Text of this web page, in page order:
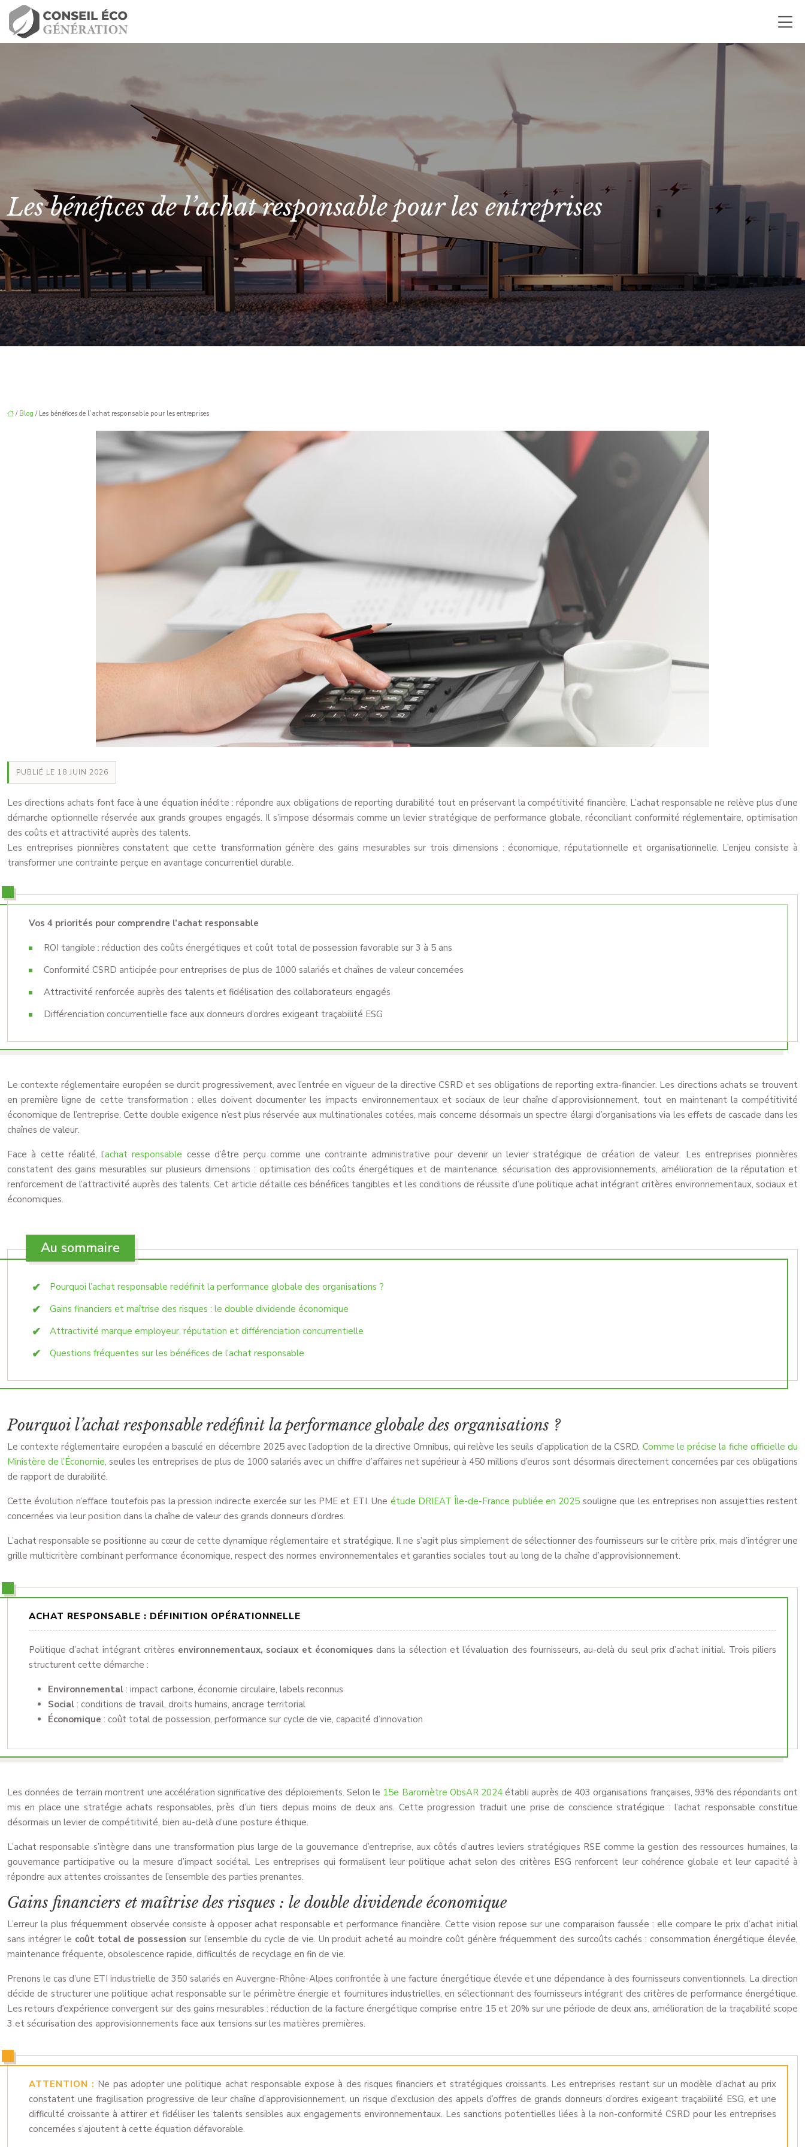
Les bénéfices de l’achat responsable pour les entreprises
/ Blog / Les bénéfices de l’achat responsable pour les entreprises
PUBLIÉ LE 18 JUIN 2026
Les directions achats font face à une équation inédite : répondre aux obligations de reporting durabilité tout en préservant la compétitivité financière. L’achat responsable ne relève plus d’une
démarche optionnelle réservée aux grands groupes engagés. Il s’impose désormais comme un levier stratégique de performance globale, réconciliant conformité réglementaire, optimisation
des coûts et attractivité auprès des talents.
Les entreprises pionnières constatent que cette transformation génère des gains mesurables sur trois dimensions : économique, réputationnelle et organisationnelle. L’enjeu consiste à
transformer une contrainte perçue en avantage concurrentiel durable.
Vos 4 priorités pour comprendre l’achat responsable
ROI tangible : réduction des coûts énergétiques et coût total de possession favorable sur 3 à 5 ans
Conformité CSRD anticipée pour entreprises de plus de 1000 salariés et chaînes de valeur concernées
Attractivité renforcée auprès des talents et fidélisation des collaborateurs engagés
Différenciation concurrentielle face aux donneurs d’ordres exigeant traçabilité ESG
Le contexte réglementaire européen se durcit progressivement, avec l’entrée en vigueur de la directive CSRD et ses obligations de reporting extra-financier. Les directions achats se trouvent
en première ligne de cette transformation : elles doivent documenter les impacts environnementaux et sociaux de leur chaîne d’approvisionnement, tout en maintenant la compétitivité
économique de l’entreprise. Cette double exigence n’est plus réservée aux multinationales cotées, mais concerne désormais un spectre élargi d’organisations via les effets de cascade dans les
chaînes de valeur.
Face à cette réalité, l’achat responsable cesse d’être perçu comme une contrainte administrative pour devenir un levier stratégique de création de valeur. Les entreprises pionnières
constatent des gains mesurables sur plusieurs dimensions : optimisation des coûts énergétiques et de maintenance, sécurisation des approvisionnements, amélioration de la réputation et
renforcement de l’attractivité auprès des talents. Cet article détaille ces bénéfices tangibles et les conditions de réussite d’une politique achat intégrant critères environnementaux, sociaux et
économiques.
Au sommaire
Pourquoi l’achat responsable redéfinit la performance globale des organisations ?
Gains financiers et maîtrise des risques : le double dividende économique
Attractivité marque employeur, réputation et différenciation concurrentielle
Questions fréquentes sur les bénéfices de l’achat responsable
Pourquoi l’achat responsable redéfinit la performance globale des organisations ?
Le contexte réglementaire européen a basculé en décembre 2025 avec l’adoption de la directive Omnibus, qui relève les seuils d’application de la CSRD. Comme le précise la fiche officielle du
Ministère de l’Économie, seules les entreprises de plus de 1000 salariés avec un chiffre d’affaires net supérieur à 450 millions d’euros sont désormais directement concernées par ces obligations
de rapport de durabilité.
Cette évolution n’efface toutefois pas la pression indirecte exercée sur les PME et ETI. Une étude DRIEAT Île-de-France publiée en 2025 souligne que les entreprises non assujetties restent
concernées via leur position dans la chaîne de valeur des grands donneurs d’ordres.
L’achat responsable se positionne au cœur de cette dynamique réglementaire et stratégique. Il ne s’agit plus simplement de sélectionner des fournisseurs sur le critère prix, mais d’intégrer une
grille multicritère combinant performance économique, respect des normes environnementales et garanties sociales tout au long de la chaîne d’approvisionnement.
ACHAT RESPONSABLE : DÉFINITION OPÉRATIONNELLE
Politique d’achat intégrant critères environnementaux, sociaux et économiques dans la sélection et l’évaluation des fournisseurs, au-delà du seul prix d’achat initial. Trois piliers
structurent cette démarche :
Environnemental : impact carbone, économie circulaire, labels reconnus
Social : conditions de travail, droits humains, ancrage territorial
Économique : coût total de possession, performance sur cycle de vie, capacité d’innovation
Les données de terrain montrent une accélération significative des déploiements. Selon le 15e Baromètre ObsAR 2024établi auprès de 403 organisations françaises, 93% des répondants ont
mis en place une stratégie achats responsables, près d’un tiers depuis moins de deux ans. Cette progression traduit une prise de conscience stratégique : l’achat responsable constitue
désormais un levier de compétitivité, bien au-delà d’une posture éthique.
L’achat responsable s’intègre dans une transformation plus large de la gouvernance d’entreprise, aux côtés d’autres leviers stratégiques RSE comme la gestion des ressources humaines, la
gouvernance participative ou la mesure d’impact sociétal. Les entreprises qui formalisent leur politique achat selon des critères ESG renforcent leur cohérence globale et leur capacité à
répondre aux attentes croissantes de l’ensemble des parties prenantes.
Gains financiers et maîtrise des risques : le double dividende économique
L’erreur la plus fréquemment observée consiste à opposer achat responsable et performance financière. Cette vision repose sur une comparaison faussée : elle compare le prix d’achat initial
sans intégrer le coût total de possession sur l’ensemble du cycle de vie. Un produit acheté au moindre coût génère fréquemment des surcoûts cachés : consommation énergétique élevée,
maintenance fréquente, obsolescence rapide, difficultés de recyclage en fin de vie.
Prenons le cas d’une ETI industrielle de 350 salariés en Auvergne-Rhône-Alpes confrontée à une facture énergétique élevée et une dépendance à des fournisseurs conventionnels. La direction
décide de structurer une politique achat responsable sur le périmètre énergie et fournitures industrielles, en sélectionnant des fournisseurs intégrant des critères de performance énergétique.
Les retours d’expérience convergent sur des gains mesurables : réduction de la facture énergétique comprise entre 15 et 20% sur une période de deux ans, amélioration de la traçabilité scope
3 et sécurisation des approvisionnements face aux tensions sur les matières premières.
ATTENTION : Ne pas adopter une politique achat responsable expose à des risques financiers et stratégiques croissants. Les entreprises restant sur un modèle d’achat au prix
constatent une fragilisation progressive de leur chaîne d’approvisionnement, un risque d’exclusion des appels d’offres de grands donneurs d’ordres exigeant traçabilité ESG, et une
difficulté croissante à attirer et fidéliser les talents sensibles aux engagements environnementaux. Les sanctions potentielles liées à la non-conformité CSRD pour les entreprises
concernées s’ajoutent à cette équation défavorable.